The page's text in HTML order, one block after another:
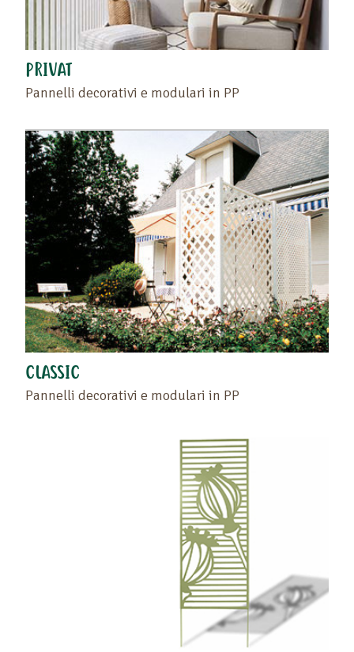
PRIVAT
Pannelli decorativi e modulari in PP
CLASSIC
Pannelli decorativi e modulari in PP